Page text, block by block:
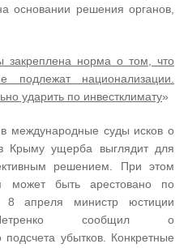
основании решения органов,
закреплена норма о том, что
подлежат национализации.
ударить по инвестклимату»
международные суды исков о
Крыму ущерба выглядит для
решением. При этом
быть арестовано по
апреля министр юстиции
сообщил о
подсчета убытков. Конкретные